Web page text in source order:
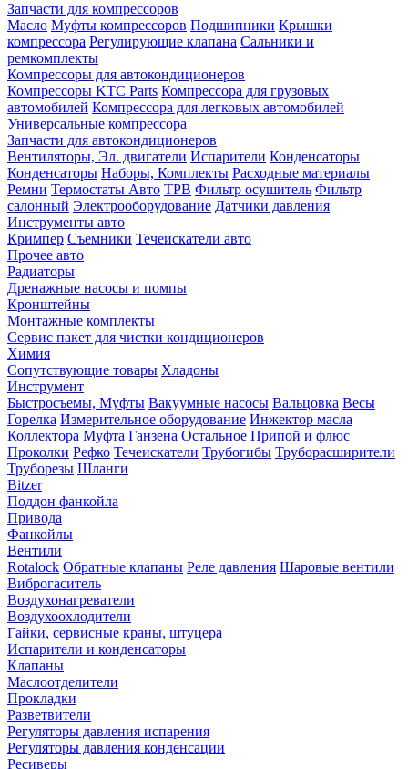
Запчасти для компрессоров
Масло Муфты компрессоров Подшипники Крышки
компрессора Регулирующие клапана Сальники и
ремкомплекты
Компрессоры для автокондиционеров
Компрессоры KTC Parts Компрессора для грузовых
автомобилей Компрессора для легковых автомобилей
Универсальные компрессора
Запчасти для автокондиционеров
Вентиляторы, Эл. двигатели Испарители Конденсаторы
Конденсаторы Наборы, Комплекты Расходные материалы
Ремни Термостаты Авто ТРВ Фильтр осушитель Фильтр
салонный Электрооборудование Датчики давления
Инструменты авто
Кримпер Съемники Течеискатели авто
Прочее авто
Радиаторы
Дренажные насосы и помпы
Кронштейны
Монтажные комплекты
Сервис пакет для чистки кондиционеров
Химия
Сопутствующие товары Хладоны
Инструмент
Быстросъемы, Муфты Вакуумные насосы Вальцовка Весы
Горелка Измерительное оборудование Инжектор масла
Коллектора Муфта Ганзена Остальное Припой и флюс
Проколки Рефко Течеискатели Трубогибы Труборасширители
Труборезы Шланги
Bitzer
Поддон фанкойла
Привода
Фанкойлы
Вентили
Rotalock Обратные клапаны Реле давления Шаровые вентили
Виброгаситель
Воздухонагреватели
Воздухоохлодители
Гайки, сервисные краны, штуцера
Испарители и конденсаторы
Клапаны
Маслоотделители
Прокладки
Разветвители
Регуляторы давления испарения
Регуляторы давления конденсации
Ресиверы